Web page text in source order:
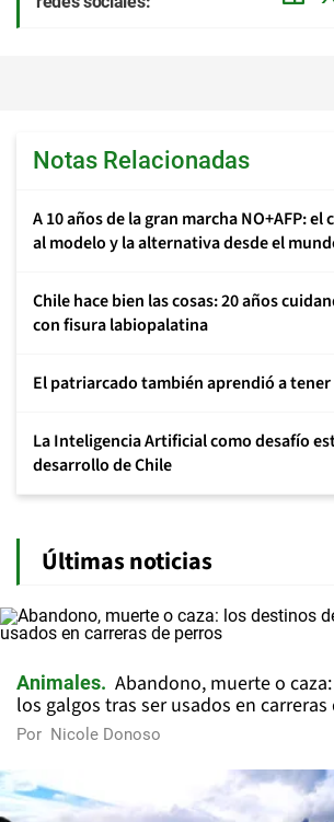
Notas Relacionadas
A 10 años de la gran marcha NO+AFP:
al modelo y la alternativa desde el
Chile hace bien las cosas: 20 años
con fisura labiopalatina
El patriarcado también aprendió a
La Inteligencia Artificial como desafío
desarrollo de Chile
Últimas noticias
Animales
Abandono, muerte o
los galgos tras ser usados en carreras
Por Nicole Donoso